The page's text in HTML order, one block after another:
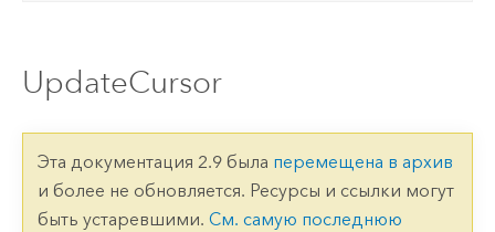
UpdateCursor
Эта документация 2.9 была перемещена в архив
и более не обновляется. Ресурсы и ссылки могут
быть устаревшими. См. самую последнюю